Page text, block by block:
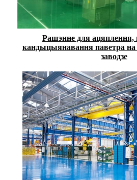
Рашэнне для ацяплення,
кандыцыянавання паветра
заводзе